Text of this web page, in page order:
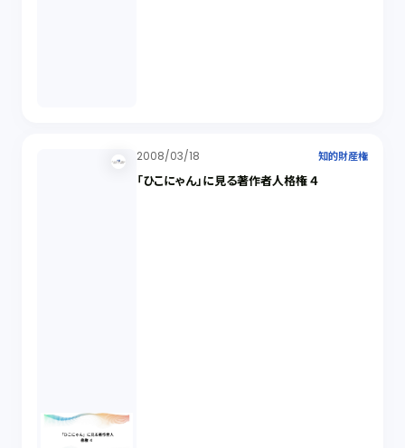
2008/03/18 知的財産権
「ひこにゃん」に見る著作者人格権 ４